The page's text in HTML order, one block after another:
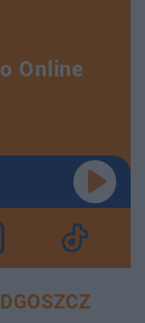
Online